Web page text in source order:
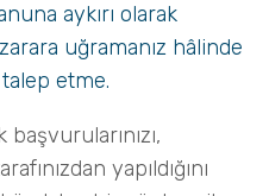
aykırı olarak
uğramanız hâlinde
etme.
başvurularınızı,
yapıldığını